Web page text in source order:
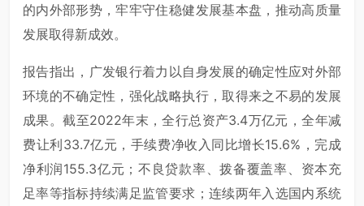
的内外部形势，牢牢守住稳健发展基本盘，推动高质量
发展取得新成效。
报告指出，广发银行着力以自身发展的确定性应对外部
环境的不确定性，强化战略执行，取得来之不易的发展
成果。截至2022年末，全行总资产3.4万亿元，全年减
费让利33.7亿元，手续费净收入同比增长15.6%，完成
净利润155.3亿元；不良贷款率、拨备覆盖率、资本充
足率等指标持续满足监管要求；连续两年入选国内系统